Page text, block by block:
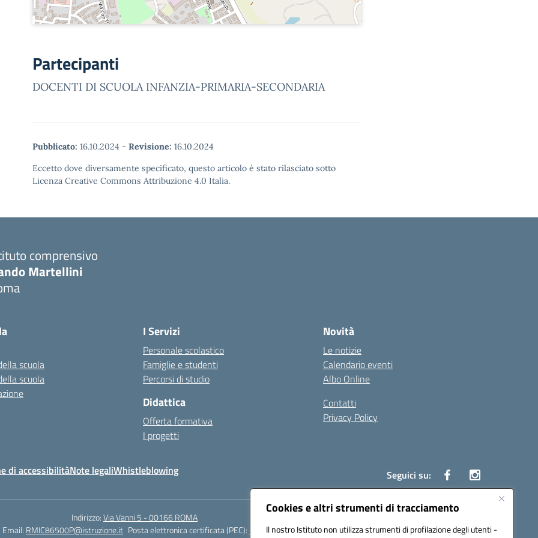
Cookies e altri strumenti di tracciamento
Il nostro Istituto non utilizza strumenti di profilazione degli utenti -
Partecipanti
DOCENTI DI SCUOLA INFANZIA-PRIMARIA-SECONDARIA
Pubblicato: 16.10.2024 - Revisione: 16.10.2024
Eccetto dove diversamente specificato, questo articolo è stato rilasciato sotto
Licenza Creative Commons Attribuzione 4.0 Italia.
comprensivo
Martellini
scuola
scuola
I Servizi
Personale scolastico
Famiglie e studenti
Percorsi di studio
Didattica
Offerta formativa
I progetti
Novità
Le notizie
Calendario eventi
Albo Online
Contatti
Privacy Policy
di accessibilitàNote legaliWhistleblowing Seguici su:
Indirizzo:Via Vanni 5 - 00166 ROMA
Email: RMIC86500P@istruzione.it Posta elettronica certificata (PEC): RMIC86500P@pec.istruzione.it